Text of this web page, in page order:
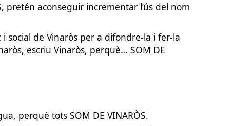
pretén aconseguir incrementar l’ús del nom
social de Vinaròs per a difondre-la i fer-la
escriu Vinaròs, perquè… SOM DE
perquè tots SOM DE VINARÒS.